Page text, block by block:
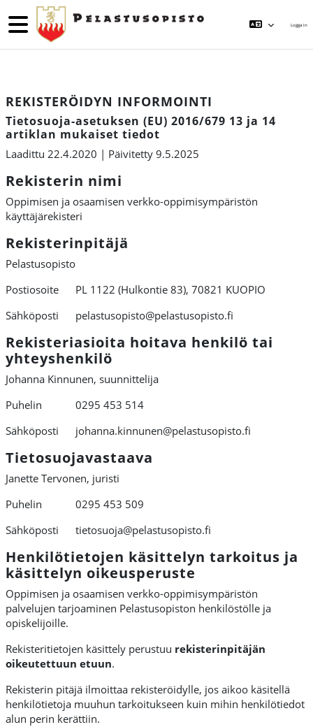
Gå direkt till huvudinnehåll
Sidopanel Logga in
REKISTERÖIDYN INFORMOINTI
Tietosuoja-asetuksen (EU) 2016/679 13 ja 14
artiklan mukaiset tiedot
Laadittu 22.4.2020 | Päivitetty 9.5.2025
Rekisterin nimi
Oppimisen ja osaamisen verkko-oppimisympäristön
käyttäjärekisteri
Rekisterinpitäjä
Pelastusopisto
Postiosoite PL 1122 (Hulkontie 83), 70821 KUOPIO
Sähköposti pelastusopisto@pelastusopisto.fi
Rekisteriasioita hoitava henkilö tai
yhteyshenkilö
Johanna Kinnunen, suunnittelija
Puhelin 0295 453 514
Sähköposti johanna.kinnunen@pelastusopisto.fi
Tietosuojavastaava
Janette Tervonen, juristi
Puhelin 0295 453 509
Sähköposti tietosuoja@pelastusopisto.fi
Henkilötietojen käsittelyn tarkoitus ja
käsittelyn oikeusperuste
Oppimisen ja osaamisen verkko-oppimisympäristön
palvelujen tarjoaminen Pelastusopiston henkilöstölle ja
opiskelijoille.
Rekisteritietojen käsittely perustuu rekisterinpitäjän
oikeutettuun etuun.
Rekisterin pitäjä ilmoittaa rekisteröidylle, jos aikoo käsitellä
henkilötietoja muuhun tarkoitukseen kuin mihin henkilötiedot
alun perin kerättiin.